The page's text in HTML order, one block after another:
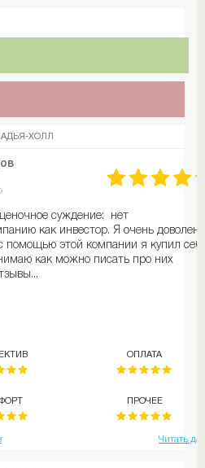
ХОЛЛ
суждение: нет
как инвестор. Я очень доволен
с помощью этой компании я купил
как можно писать про них
ОПЛАТА
ПРОЧЕЕ
Читать